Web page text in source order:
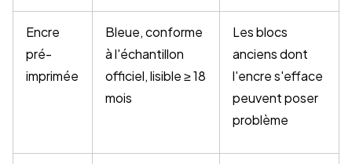
Encre
pré-
imprimée
Bleue, conforme
à l'échantillon
officiel, lisible ≥ 18
mois
Les blocs
anciens dont
l'encre s'efface
peuvent poser
problème